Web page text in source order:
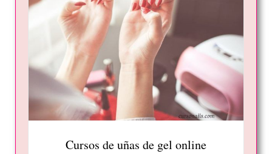
Cursos de uñas de gel online